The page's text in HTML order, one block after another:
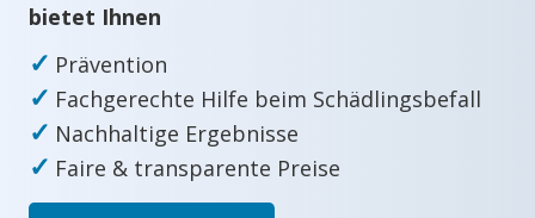
bietet Ihnen
✓ Prävention
✓ Fachgerechte Hilfe beim Schädlingsbefall
✓ Nachhaltige Ergebnisse
✓ Faire & transparente Preise